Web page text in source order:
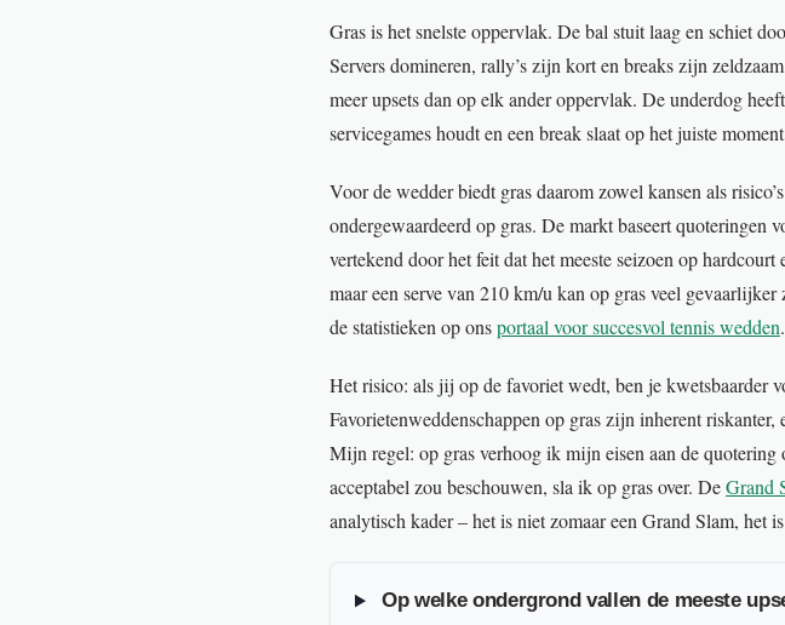
Gras is het snelste oppervlak. De bal stuit laag en schiet
Servers domineren, rally’s zijn kort en breaks zijn
meer upsets dan op elk ander oppervlak. De underdog
servicegames houdt en een break slaat op het juiste
Voor de wedder biedt gras daarom zowel kansen als
ondergewaardeerd op gras. De markt baseert quoteringen
vertekend door het feit dat het meeste seizoen op
maar een serve van 210 km/u kan op gras veel
de statistieken op onsportaal voor succesvol tennis wedden.
Het risico: als jij op de favoriet wedt, ben je kwetsbaarder
Favorietenweddenschappen op gras zijn inherent
Mijn regel: op gras verhoog ik mijn eisen aan de
acceptabel zou beschouwen, sla ik op gras over. DeGrand
analytisch kader – het is niet zomaar een Grand Slam, het
Op welke ondergrond vallen de meeste